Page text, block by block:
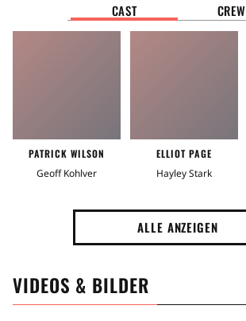
CAST CREW
PATRICK WILSON
Geoff Kohlver
ELLIOT PAGE
Hayley Stark
ALLE ANZEIGEN
VIDEOS & BILDER